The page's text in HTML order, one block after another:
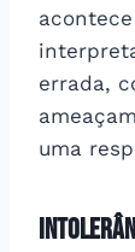
errada,
uma